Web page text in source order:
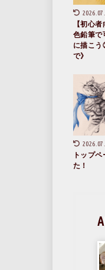
【初心
色鉛筆で
に描こ
で》
トップ
た！